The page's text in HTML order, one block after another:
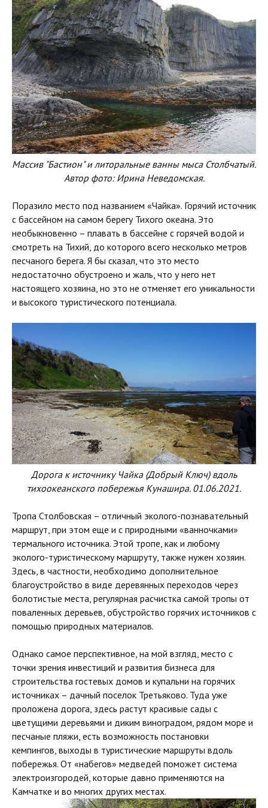
Массив "Бастион" и литоральные ванны мыса Столбчатый.
Автор фото: Ирина Неведомская.
Поразило место под названием «Чайка». Горячий источник
с бассейном на самом берегу Тихого океана. Это
необыкновенно – плавать в бассейне с горячей водой и
смотреть на Тихий, до которого всего несколько метров
песчаного берега. Я бы сказал, что это место
недостаточно обустроено и жаль, что у него нет
настоящего хозяина, но это не отменяет его уникальности
и высокого туристического потенциала.
Дорога к источнику Чайка (Добрый Ключ) вдоль
тихоокеанского побережья Кунашира. 01.06.2021.
Тропа Столбовская – отличный эколого-познавательный
маршрут, при этом еще и с природными «ванночками»
термального источника. Этой тропе, как и любому
эколого-туристическому маршруту, также нужен хозяин.
Здесь, в частности, необходимо дополнительное
благоустройство в виде деревянных переходов через
болотистые места, регулярная расчистка самой тропы от
поваленных деревьев, обустройство горячих источников с
помощью природных материалов.
Однако самое перспективное, на мой взгляд, место с
точки зрения инвестиций и развития бизнеса для
строительства гостевых домов и купальни на горячих
источниках – дачный поселок Третьяково. Туда уже
проложена дорога, здесь растут красивые сады с
цветущими деревьями и диким виноградом, рядом море и
песчаные пляжи, есть возможность постановки
кемпингов, выходы в туристические маршруты вдоль
побережья. От «набегов» медведей поможет система
электроизгородей, которые давно применяются на
Камчатке и во многих других местах.